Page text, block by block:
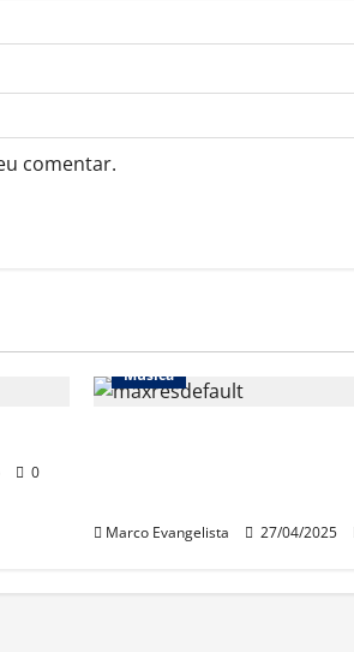
comentar.
0
Música
Marco Evangelista 27/04/2025